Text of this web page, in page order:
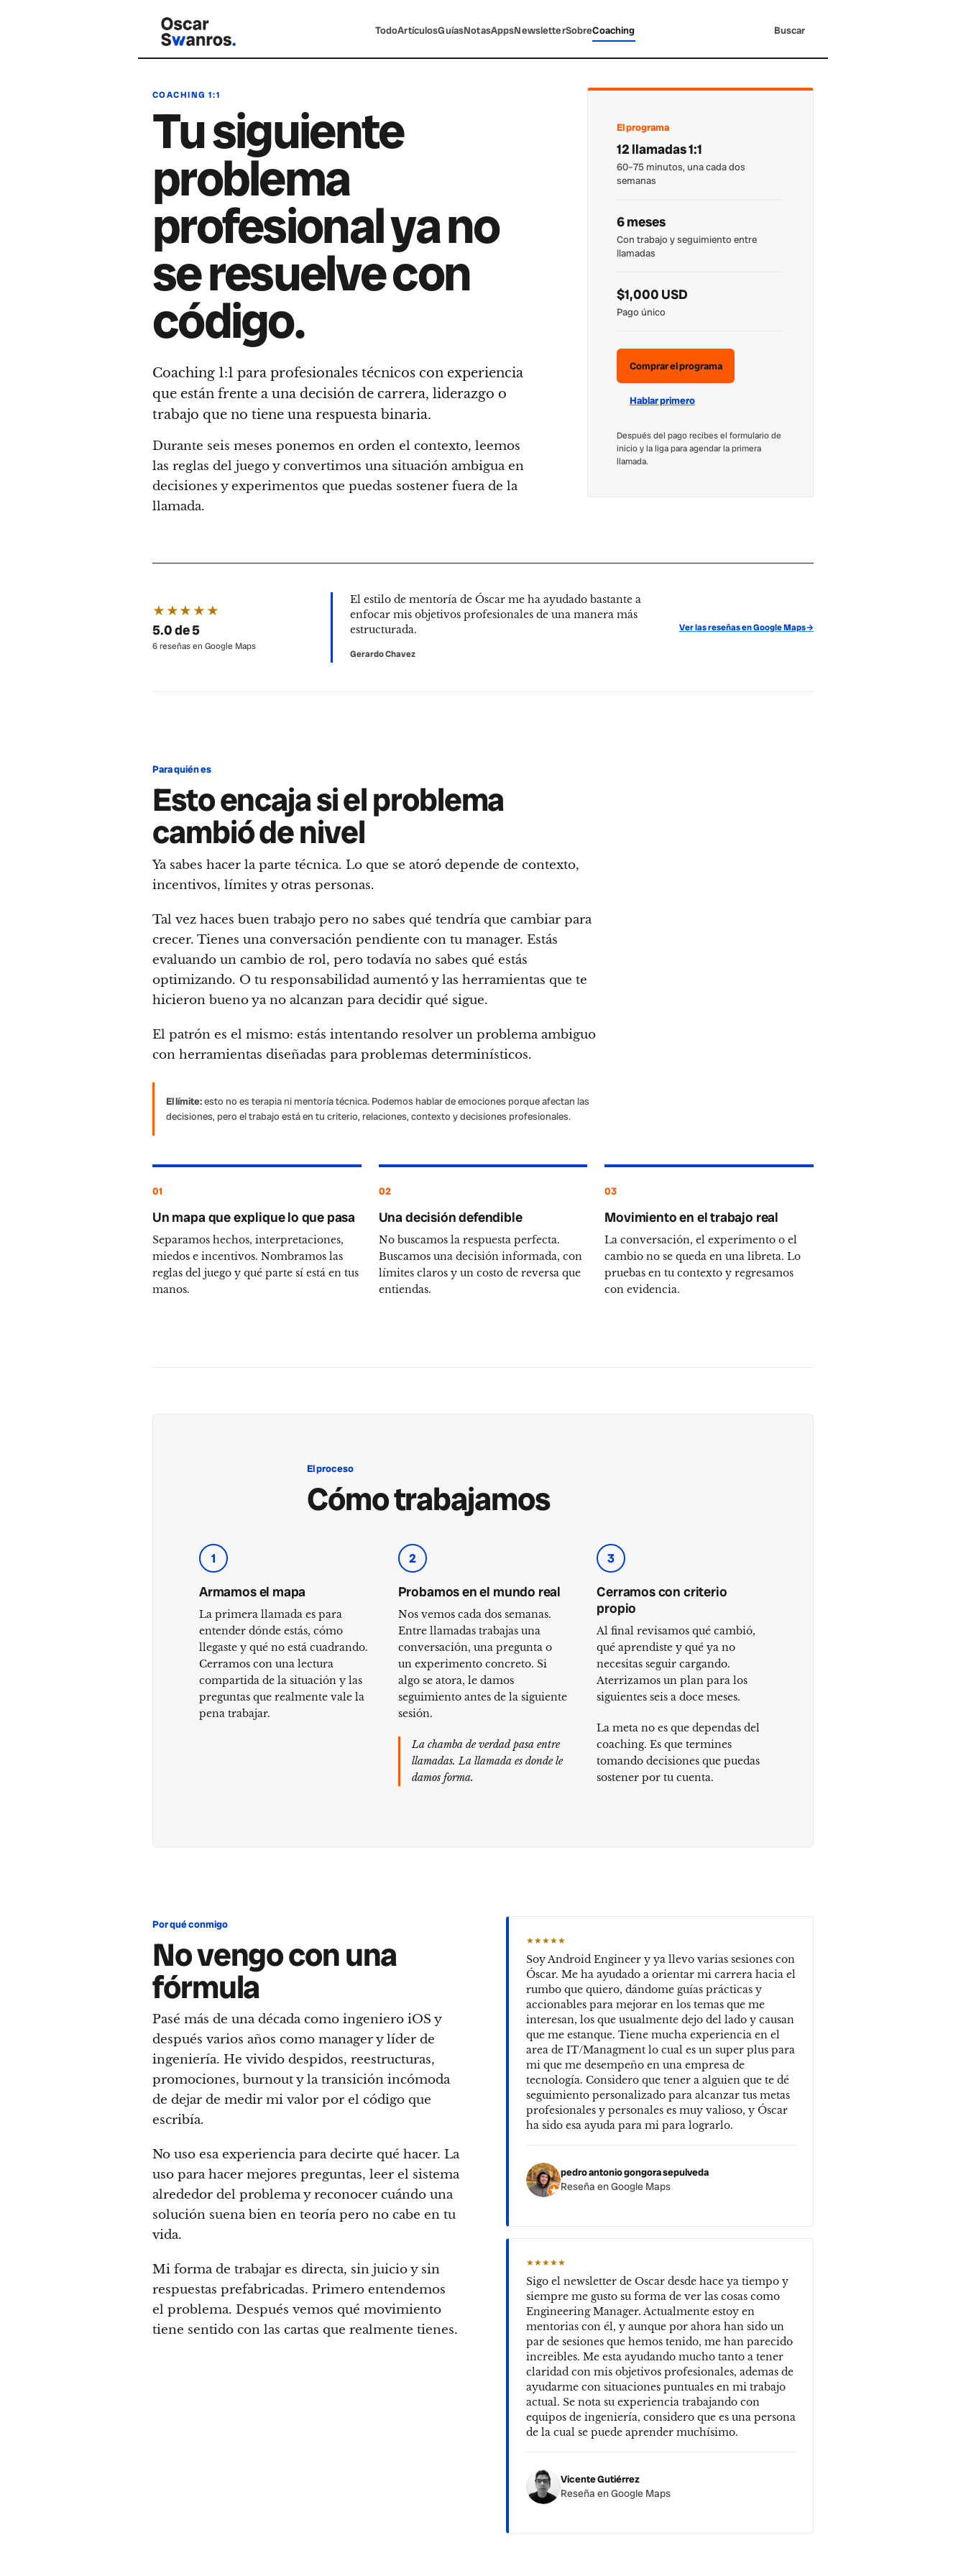
TodoArtículosGuíasNotasAppsNewsletterSobreCoaching Buscar
COACHING 1:1
Tu siguiente
problema
profesional ya no
se resuelve con
código.
Coaching 1:1 para profesionales técnicos con experiencia
que están frente a una decisión de carrera, liderazgo o
trabajo que no tiene una respuesta binaria.
Durante seis meses ponemos en orden el contexto, leemos
las reglas del juego y convertimos una situación ambigua en
decisiones y experimentos que puedas sostener fuera de la
llamada.
El programa
12 llamadas 1:1
60–75 minutos, una cada dos
semanas
6 meses
Con trabajo y seguimiento entre
llamadas
$1,000 USD
Pago único
Comprar el programa
Hablar primero
Después del pago recibes el formulario de
inicio y la liga para agendar la primera
llamada.
★★★★★
5.0 de 5
6 reseñas en Google Maps
El estilo de mentoría de Óscar me ha ayudado bastante a
enfocar mis objetivos profesionales de una manera más
estructurada.
Gerardo Chavez
Ver las reseñas en Google Maps→
Para quién es
Esto encaja si el problema
cambió de nivel
Ya sabes hacer la parte técnica. Lo que se atoró depende de contexto,
incentivos, límites y otras personas.
Tal vez haces buen trabajo pero no sabes qué tendría que cambiar para
crecer. Tienes una conversación pendiente con tu manager. Estás
evaluando un cambio de rol, pero todavía no sabes qué estás
optimizando. O tu responsabilidad aumentó y las herramientas que te
hicieron bueno ya no alcanzan para decidir qué sigue.
El patrón es el mismo: estás intentando resolver un problema ambiguo
con herramientas diseñadas para problemas determinísticos.
El límite:esto no es terapia ni mentoría técnica. Podemos hablar de emociones porque afectan las
decisiones, pero el trabajo está en tu criterio, relaciones, contexto y decisiones profesionales.
01
Un mapa que explique lo que pasa
Separamos hechos, interpretaciones,
miedos e incentivos. Nombramos las
reglas del juego y qué parte sí está en tus
manos.
02
Una decisión defendible
No buscamos la respuesta perfecta.
Buscamos una decisión informada, con
límites claros y un costo de reversa que
entiendas.
03
Movimiento en el trabajo real
La conversación, el experimento o el
cambio no se queda en una libreta. Lo
pruebas en tu contexto y regresamos
con evidencia.
El proceso
Cómo trabajamos
1
Armamos el mapa
La primera llamada es para
entender dónde estás, cómo
llegaste y qué no está cuadrando.
Cerramos con una lectura
compartida de la situación y las
preguntas que realmente vale la
pena trabajar.
2
Probamos en el mundo real
Nos vemos cada dos semanas.
Entre llamadas trabajas una
conversación, una pregunta o
un experimento concreto. Si
algo se atora, le damos
seguimiento antes de la siguiente
sesión.
La chamba de verdad pasa entre
llamadas. La llamada es donde le
damos forma.
3
Cerramos con criterio
propio
Al final revisamos qué cambió,
qué aprendiste y qué ya no
necesitas seguir cargando.
Aterrizamos un plan para los
siguientes seis a doce meses.
La meta no es que dependas del
coaching. Es que termines
tomando decisiones que puedas
sostener por tu cuenta.
Por qué conmigo
No vengo con una
fórmula
Pasé más de una década como ingeniero iOS y
después varios años como manager y líder de
ingeniería. He vivido despidos, reestructuras,
promociones, burnout y la transición incómoda
de dejar de medir mi valor por el código que
escribía.
No uso esa experiencia para decirte qué hacer. La
uso para hacer mejores preguntas, leer el sistema
alrededor del problema y reconocer cuándo una
solución suena bien en teoría pero no cabe en tu
vida.
Mi forma de trabajar es directa, sin juicio y sin
respuestas prefabricadas. Primero entendemos
el problema. Después vemos qué movimiento
tiene sentido con las cartas que realmente tienes.
★★★★★
Soy Android Engineer y ya llevo varias sesiones con
Óscar. Me ha ayudado a orientar mi carrera hacia el
rumbo que quiero, dándome guías prácticas y
accionables para mejorar en los temas que me
interesan, los que usualmente dejo del lado y causan
que me estanque. Tiene mucha experiencia en el
area de IT/Managment lo cual es un super plus para
mi que me desempeño en una empresa de
tecnología. Considero que tener a alguien que te dé
seguimiento personalizado para alcanzar tus metas
profesionales y personales es muy valioso, y Óscar
ha sido esa ayuda para mi para lograrlo.
pedro antonio gongora sepulveda
Reseña en Google Maps
★★★★★
Sigo el newsletter de Oscar desde hace ya tiempo y
siempre me gusto su forma de ver las cosas como
Engineering Manager. Actualmente estoy en
mentorias con él, y aunque por ahora han sido un
par de sesiones que hemos tenido, me han parecido
increibles. Me esta ayudando mucho tanto a tener
claridad con mis objetivos profesionales, ademas de
ayudarme con situaciones puntuales en mi trabajo
actual. Se nota su experiencia trabajando con
equipos de ingeniería, considero que es una persona
de la cual se puede aprender muchísimo.
Vicente Gutiérrez
Reseña en Google Maps